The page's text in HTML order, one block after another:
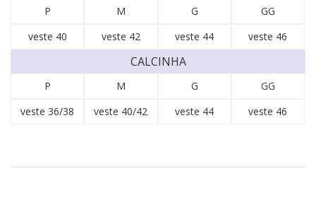
P M G
GG
veste 40
veste 42 veste 44 veste 46
CALCINHA
P M G
GG
veste 36/38
veste 40/42 veste 44 veste 46